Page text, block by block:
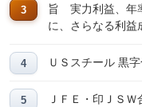
旨 実力利益、年
に、さらなる利益
ＵＳスチール 黒
ＪＦＥ・印ＪＳ